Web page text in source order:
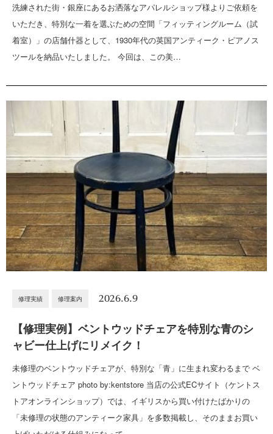
洗練された街・銀座にあるお洒落なアパレルショップ様よりご依頼を
いただき、特別な一着を選ぶための空間「フィッティングルーム（試
着室）」の店舗什器として、1930年代の英国アンティーク・ピアノス
ツールを納品いたしました。 今回は、この美…
修理実績 修理案内 2026.6.9
【修理実例】ベントウッドチェアを特別な青のシ
ャビー仕上げにリメイク！
未修理のベントウッドチェアが、特別な「青」に生まれ変わるまで ベ
ントウッドチェア photo by:kentstore 当店の公式ECサイト（ケントス
トアオンラインショップ）では、イギリスから買い付けたばかりの
「未修理の状態のアンティーク家具」を多数掲載し、そのままお買い